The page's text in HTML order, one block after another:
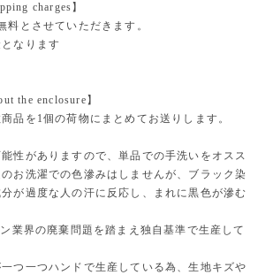
charges】
料とさせていただきます。
なります
the enclosure】
品を1個の荷物にまとめてお送りします。
性がありますので、単品での手洗いをオスス
お洗濯での色滲みはしませんが、ブラック染
が過度な人の汗に反応し、まれに黒色が滲む
業界の廃棄問題を踏まえ独自基準で生産して
つ一つハンドで生産している為、生地キズや